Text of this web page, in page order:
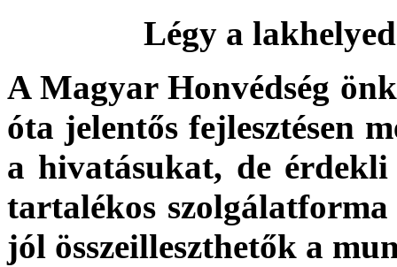
Légy a
A Magyar Honvédség
óta jelentős fejlesztésen
a hivatásukat, de
tartalékos
jól összeilleszthetők a